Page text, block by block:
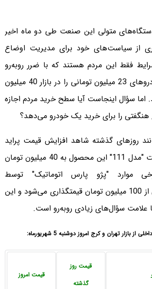
متولی این صنعت طی دو ماه اخیر
از سیاست‌های خود برای مدیریت اوضاع
فقط این مردم هستند که با ضرر روبه‌رو
شده و مجبورند خودروهای 23 میلیون تومانی را در بازار 40 میلیون
اما سؤال اینجاست آیا سطح خرید مردم اجازه
هنگفتی را برای خرید یک خودرو می‌دهد؟
روزهای گذشته شاهد افزایش قیمت پراید
بود به‌نحوی که قیمت "مدل 111" این محصول به 40 میلیون تومان
موارد "پژو پارس اتوماتیک" توسط
نمایشگاه‌داران بیش از 100 میلیون تومان قیمتگذاری می‌شود و این
علامت سؤال‌های زیادی روبه‌رو است.
بازار تهران و کرج امروز دوشنبه 5 شهریورماه:
قیمت روز
گذشته
قیمت امروز